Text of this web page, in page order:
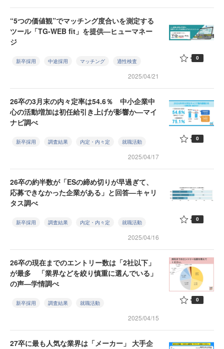
“5つの価値観”でマッチング度合いを測定する
ツール「TG-WEB fit」を提供—ヒューマネー
ジ
新卒採用 中途採用 マッチング 適性検査
2025/04/21
0
26卒の3月末の内々定率は54.6％ 中小企業中
心の活動増加は初任給引き上げが影響か—マイ
ナビ調べ
新卒採用 調査結果 内定・内々定 就職活動
2025/04/17
0
26卒の約半数が「ESの締め切りが早過ぎて、
応募できなかった企業がある」と回答—キャリ
タス調べ
新卒採用 調査結果 内定・内々定 就職活動
2025/04/16
0
26卒の現在までのエントリー数は「2社以下」
が最多 「業界などを絞り慎重に選んでいる」
の声—学情調べ
新卒採用 調査結果 就職活動
2025/04/15
0
27卒に最も人気な業界は「メーカー」 大手企